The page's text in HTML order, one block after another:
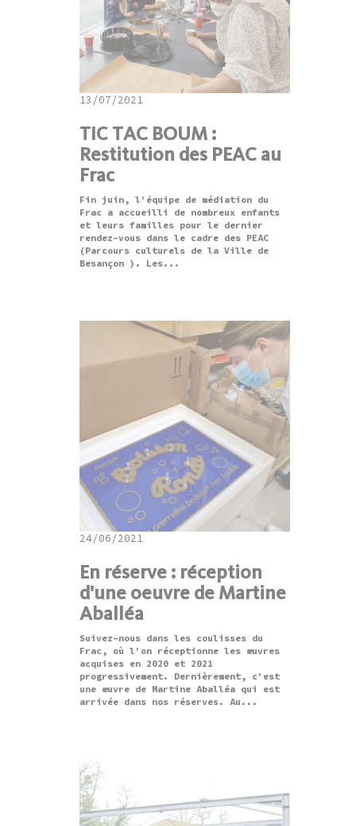
13/07/2021
TIC TAC BOUM :
Restitution des PEAC au
Frac
Fin juin, l'équipe de médiation du
Frac a accueilli de nombreux enfants
et leurs familles pour le dernier
rendez-vous dans le cadre des PEAC
(Parcours culturels de la Ville de
Besançon ). Les...
24/06/2021
En réserve : réception
d'une oeuvre de Martine
Aballéa
Suivez-nous dans les coulisses du
Frac, où l'on réceptionne les œuvres
acquises en 2020 et 2021
progressivement. Dernièrement, c'est
une œuvre de Martine Aballéa qui est
arrivée dans nos réserves. Au...